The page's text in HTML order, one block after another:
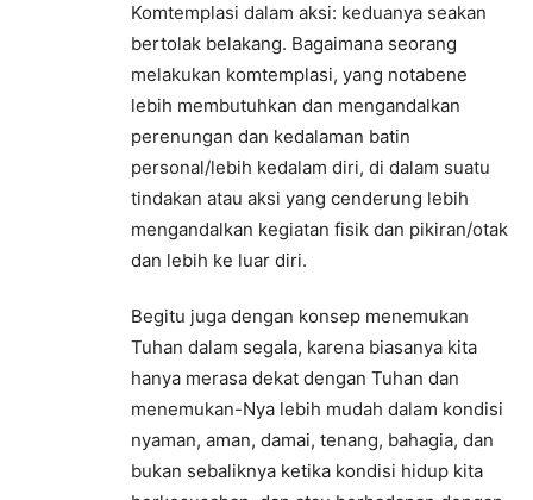
Komtemplasi dalam aksi: keduanya seakan
bertolak belakang. Bagaimana seorang
melakukan komtemplasi, yang notabene
lebih membutuhkan dan mengandalkan
perenungan dan kedalaman batin
personal/lebih kedalam diri, di dalam suatu
tindakan atau aksi yang cenderung lebih
mengandalkan kegiatan fisik dan pikiran/otak
dan lebih ke luar diri.
Begitu juga dengan konsep menemukan
Tuhan dalam segala, karena biasanya kita
hanya merasa dekat dengan Tuhan dan
menemukan-Nya lebih mudah dalam kondisi
nyaman, aman, damai, tenang, bahagia, dan
bukan sebaliknya ketika kondisi hidup kita